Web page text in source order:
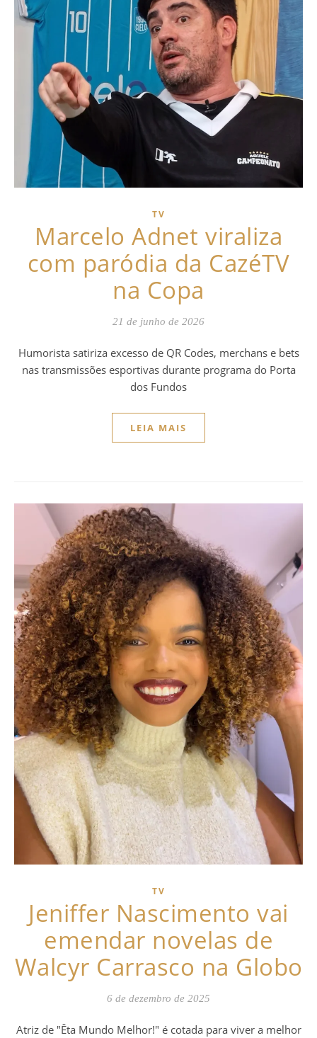
TV
Marcelo Adnet viraliza
com paródia da CazéTV
na Copa
21 de junho de 2026
Humorista satiriza excesso de QR Codes, merchans e bets
nas transmissões esportivas durante programa do Porta
dos Fundos
LEIA MAIS
TV
Jeniffer Nascimento vai
emendar novelas de
Walcyr Carrasco na Globo
6 de dezembro de 2025
Atriz de "Êta Mundo Melhor!" é cotada para viver a melhor